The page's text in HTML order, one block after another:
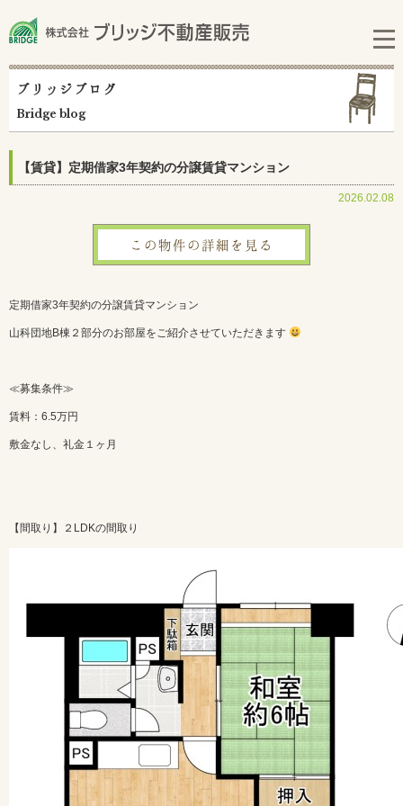
ブリッジブログ
Bridge blog
【賃貸】定期借家3年契約の分譲賃貸マンション
2026.02.08
この物件の詳細を見る
定期借家3年契約の分譲賃貸マンション
山科団地B棟２部分のお部屋をご紹介させていただきます
≪募集条件≫
賃料：6.5万円
敷金なし、礼金１ヶ月
【間取り】２LDKの間取り